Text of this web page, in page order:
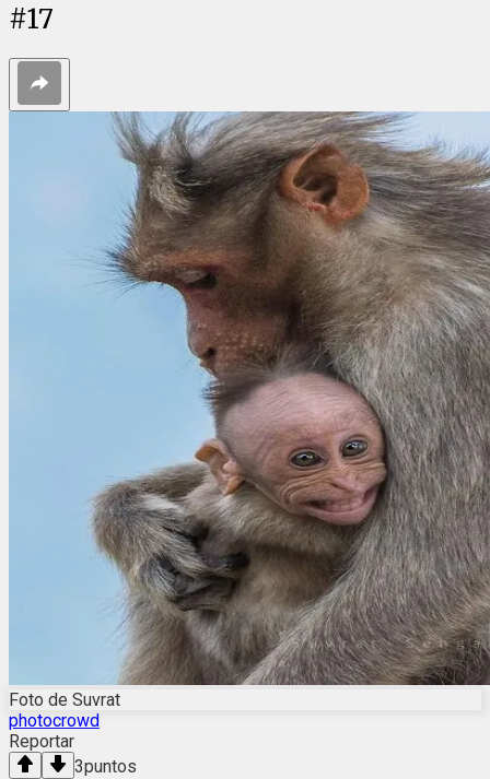
#17
Foto de Suvrat
photocrowd
Reportar
3puntos